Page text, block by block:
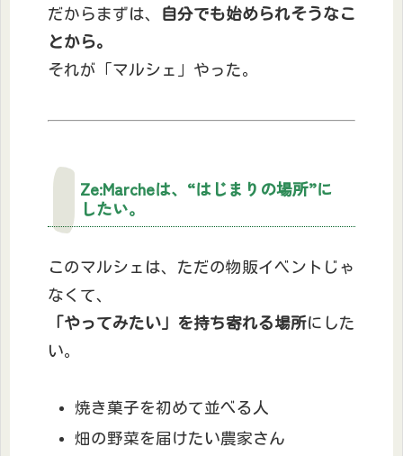
だからまずは、
自分でも始められそうなこ
とから。
それが「マルシェ」やった。
Ze:Marcheは、“はじまりの場所”に
したい。
このマルシェは、ただの物販イベントじゃ
なくて、
「やってみたい」を持ち寄れる場所にした
い。
焼き菓子を初めて並べる人
畑の野菜を届けたい農家さん